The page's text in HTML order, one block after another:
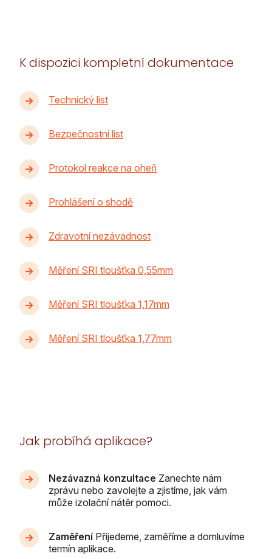
K dispozici kompletní dokumentace
Technický list
Bezpečnostní list
Protokol reakce na oheň
Prohlášení o shodě
Zdravotní nezávadnost
Měření SRI tloušťka 0,55mm
Měření SRI tloušťka 1,17mm
Měření SRI tloušťka 1,77mm
Jak probíhá aplikace?
Nezávazná konzultace Zanechte nám
zprávu nebo zavolejte a zjistíme, jak vám
může izolační nátěr pomoci.
Zaměření Přijedeme, zaměříme a domluvíme
termín aplikace.